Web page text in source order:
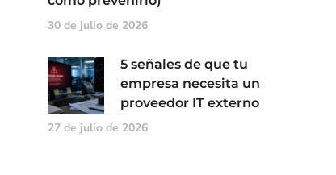
30 de julio de 2026
5 señales de que tu
empresa necesita un
proveedor IT externo
27 de julio de 2026